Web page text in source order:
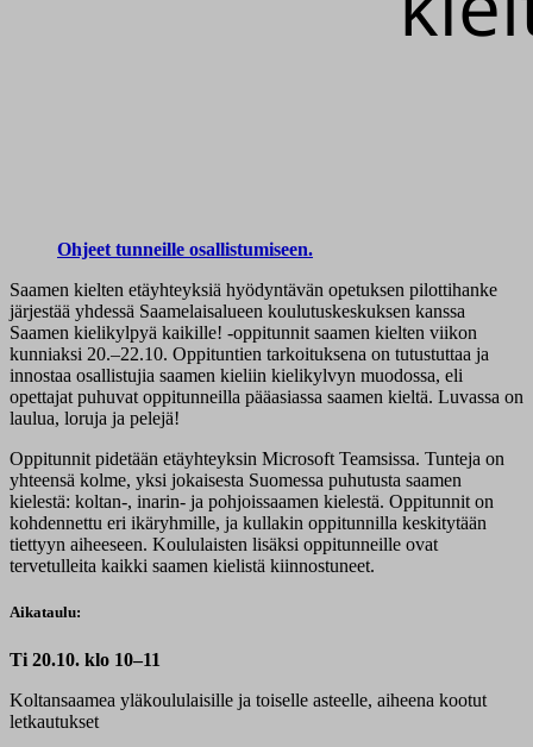
Ohjeet tunneille osallistumiseen.
Saamen kielten etäyhteyksiä hyödyntävän opetuksen pilottihanke
järjestää yhdessä Saamelaisalueen koulutuskeskuksen kanssa
Saamen kielikylpyä kaikille! -oppitunnit saamen kielten viikon
kunniaksi 20.–22.10. Oppituntien tarkoituksena on tutustuttaa ja
innostaa osallistujia saamen kieliin kielikylvyn muodossa, eli
opettajat puhuvat oppitunneilla pääasiassa saamen kieltä. Luvassa on
laulua, loruja ja pelejä!
Oppitunnit pidetään etäyhteyksin Microsoft Teamsissa. Tunteja on
yhteensä kolme, yksi jokaisesta Suomessa puhutusta saamen
kielestä: koltan-, inarin- ja pohjoissaamen kielestä. Oppitunnit on
kohdennettu eri ikäryhmille, ja kullakin oppitunnilla keskitytään
tiettyyn aiheeseen. Koululaisten lisäksi oppitunneille ovat
tervetulleita kaikki saamen kielistä kiinnostuneet.
Aikataulu:
Ti 20.10. klo 10–11
Koltansaamea yläkoululaisille ja toiselle asteelle, aiheena kootut
letkautukset